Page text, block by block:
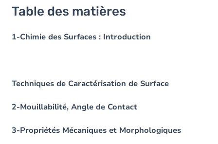
Table des matières
1-Chimie des Surfaces : Introduction
Techniques de Caractérisation de Surface
2-Mouillabilité, Angle de Contact
3-Propriétés Mécaniques et Morphologiques